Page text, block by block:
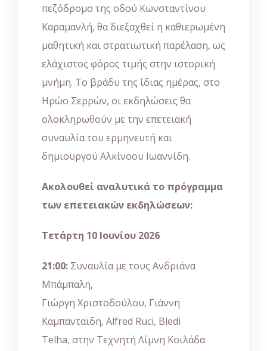
πεζόδρομο της οδού Κωνσταντίνου
Καραμανλή, θα διεξαχθεί η καθιερωμένη
μαθητική και στρατιωτική παρέλαση, ως
ελάχιστος φόρος τιμής στην ιστορική
μνήμη. Το βράδυ της ίδιας ημέρας, στο
Ηρώο Σερρών, οι εκδηλώσεις θα
ολοκληρωθούν με την επετειακή
συναυλία του ερμηνευτή και
δημιουργού Αλκίνοου Ιωαννίδη.
Ακολουθεί αναλυτικά το πρόγραμμα
των επετειακών εκδηλώσεων:
Τετάρτη 10 Ιουνίου 2026
21:00: Συναυλία με τους Ανδριάνα
Μπάμπαλη,
Γιώργη Χριστοδούλου, Γιάννη
Καμπανταϊδη, Alfred Ruci, Bledi
Telha, στην Τεχνητή Λίμνη Κοιλάδα